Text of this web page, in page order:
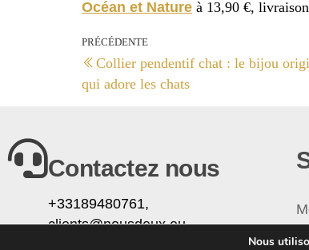
Océan et Nature à 13,90 €,
PRÉCÉDENTE
Collier pendentif chat : le bijou
qui adore les chats
Contactez nous
+33189480761,
clients@nousdeux.eu
Nous